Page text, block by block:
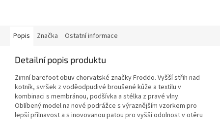
Popis Značka Ostatní informace
Detailní popis produktu
Zimní barefoot obuv chorvatské značky Froddo. Vyšší střih nad
kotník, svršek z voděodpudivé broušené kůže a textilu v
kombinaci s membránou, podšívka a stélka z pravé vlny.
Oblíbený model na nové podrážce s výraznějším vzorkem pro
lepší přilnavost a s inovovanou patou pro vyšší odolnost v otěru